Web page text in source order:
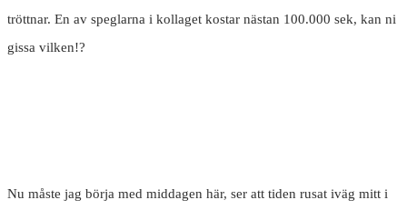
tröttnar. En av speglarna i kollaget kostar nästan 100.000 sek, kan ni
gissa vilken!?
Nu måste jag börja med middagen här, ser att tiden rusat iväg mitt i